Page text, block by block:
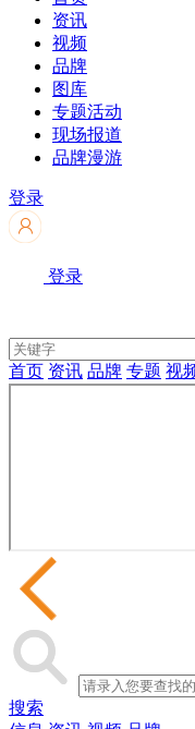
资讯
视频
品牌
图库
专题活动
现场报道
品牌漫游
登录
登录
首页 资讯 品牌 专题 视
搜索